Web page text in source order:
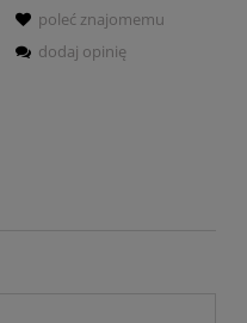
poleć znajomemu
dodaj opinię